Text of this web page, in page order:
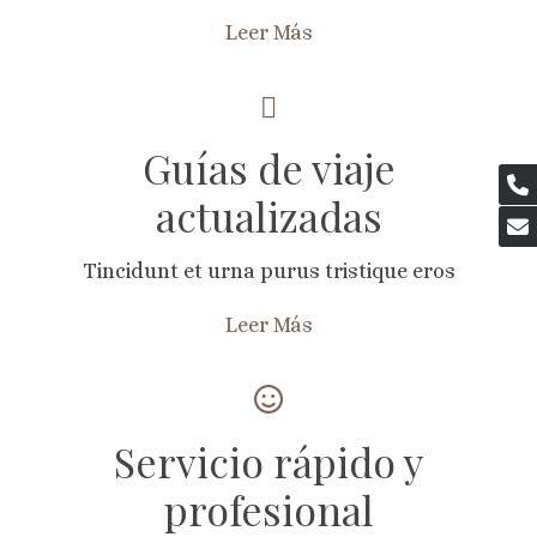
Leer Más
Guías de viaje
actualizadas
Tincidunt et urna purus tristique eros
Leer Más
Servicio rápido y
profesional